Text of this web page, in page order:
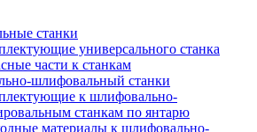
станки
универсального станка
части к станкам
шлифовальный станки
к шлифовально-
станкам по янтарю
материалы к шлифовально-